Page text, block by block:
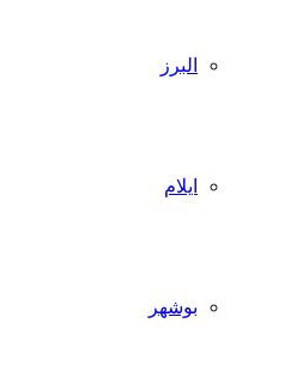
البرز
ایلام
بوشهر